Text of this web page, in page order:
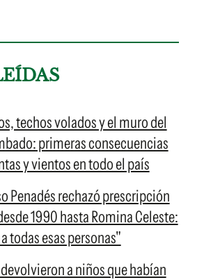
techos volados y el muro del
primeras consecuencias
y vientos en todo el país
Penadés rechazó prescripción
1990 hasta Romina Celeste:
todas esas personas"
a niños que habían